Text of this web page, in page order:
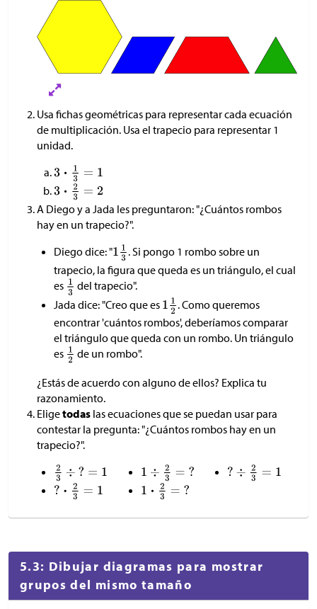
Usa fichas geométricas para representar cada ecuación
de multiplicación. Usa el trapecio para representar 1
unidad.
A Diego y a Jada les preguntaron: "¿Cuántos rombos
hay en un trapecio?".
Diego dice: "
. Si pongo 1 rombo sobre un
trapecio, la figura que queda es un triángulo, el cual
es
del trapecio".
Jada dice: "Creo que es
. Como queremos
encontrar 'cuántos rombos', deberíamos comparar
el triángulo que queda con un rombo. Un triángulo
es
de un rombo".
¿Estás de acuerdo con alguno de ellos? Explica tu
razonamiento.
Eligetodas las ecuaciones que se puedan usar para
contestar la pregunta: "¿Cuántos rombos hay en un
trapecio?".
5.3: Dibujar diagramas para mostrar
grupos del mismo tamaño